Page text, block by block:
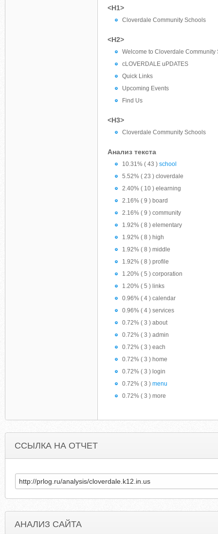
<H1>
Cloverdale Community Schools
<H2>
Welcome to Cloverdale Community
cLOVERDALE uPDATES
Quick Links
Upcoming Events
Find Us
<H3>
Cloverdale Community Schools
Анализ текста
10.31% ( 43 ) school
5.52% ( 23 ) cloverdale
2.40% ( 10 ) elearning
2.16% ( 9 ) board
2.16% ( 9 ) community
1.92% ( 8 ) elementary
1.92% ( 8 ) high
1.92% ( 8 ) middle
1.92% ( 8 ) profile
1.20% ( 5 ) corporation
1.20% ( 5 ) links
0.96% ( 4 ) calendar
0.96% ( 4 ) services
0.72% ( 3 ) about
0.72% ( 3 ) admin
0.72% ( 3 ) each
0.72% ( 3 ) home
0.72% ( 3 ) login
0.72% ( 3 ) menu
0.72% ( 3 ) more
ССЫЛКА НА ОТЧЕТ
АНАЛИЗ САЙТА